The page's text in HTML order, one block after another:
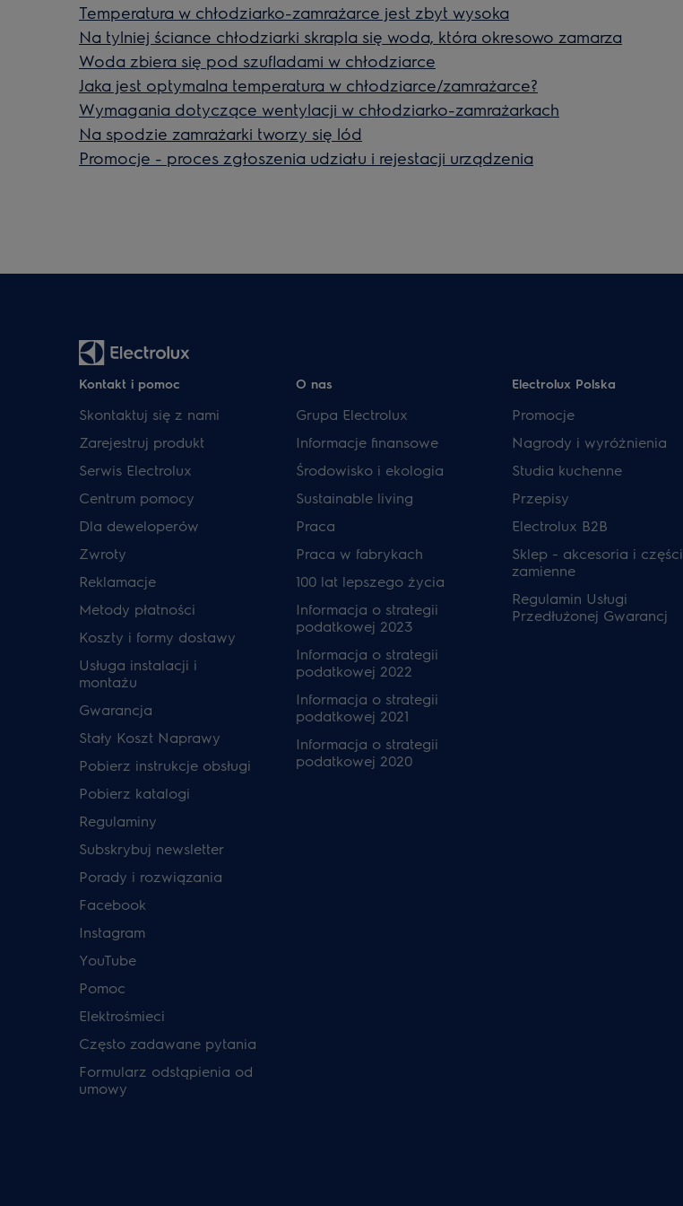
Temperatura w chłodziarko-zamrażarce jest zbyt wysoka
Na tylniej ściance chłodziarki skrapla się woda, która okresowo zamarza
Woda zbiera się pod szufladami w chłodziarce
Jaka jest optymalna temperatura w chłodziarce/zamrażarce?
Wymagania dotyczące wentylacji w chłodziarko-zamrażarkach
Na spodzie zamrażarki tworzy się lód
Promocje - proces zgłoszenia udziału i rejestacji urządzenia
Kontakt i pomoc
Skontaktuj się z nami
Zarejestruj produkt
Serwis Electrolux
Centrum pomocy
Dla deweloperów
Zwroty
Reklamacje
Metody płatności
Koszty i formy dostawy
Usługa instalacji i
montażu
Gwarancja
Stały Koszt Naprawy
Pobierz instrukcje obsługi
Pobierz katalogi
Regulaminy
Subskrybuj newsletter
Porady i rozwiązania
Facebook
Instagram
YouTube
Pomoc
Elektrośmieci
Często zadawane pytania
Formularz odstąpienia od
umowy
O nas
Grupa Electrolux
Informacje finansowe
Środowisko i ekologia
Sustainable living
Praca
Praca w fabrykach
100 lat lepszego życia
Informacja o strategii
podatkowej 2023
Informacja o strategii
podatkowej 2022
Informacja o strategii
podatkowej 2021
Informacja o strategii
podatkowej 2020
Electrolux Polska
Promocje
Nagrody i wyróżnienia
Studia kuchenne
Przepisy
Electrolux B2B
Sklep - akcesoria i części
zamienne
Regulamin Usługi
Przedłużonej Gwarancj